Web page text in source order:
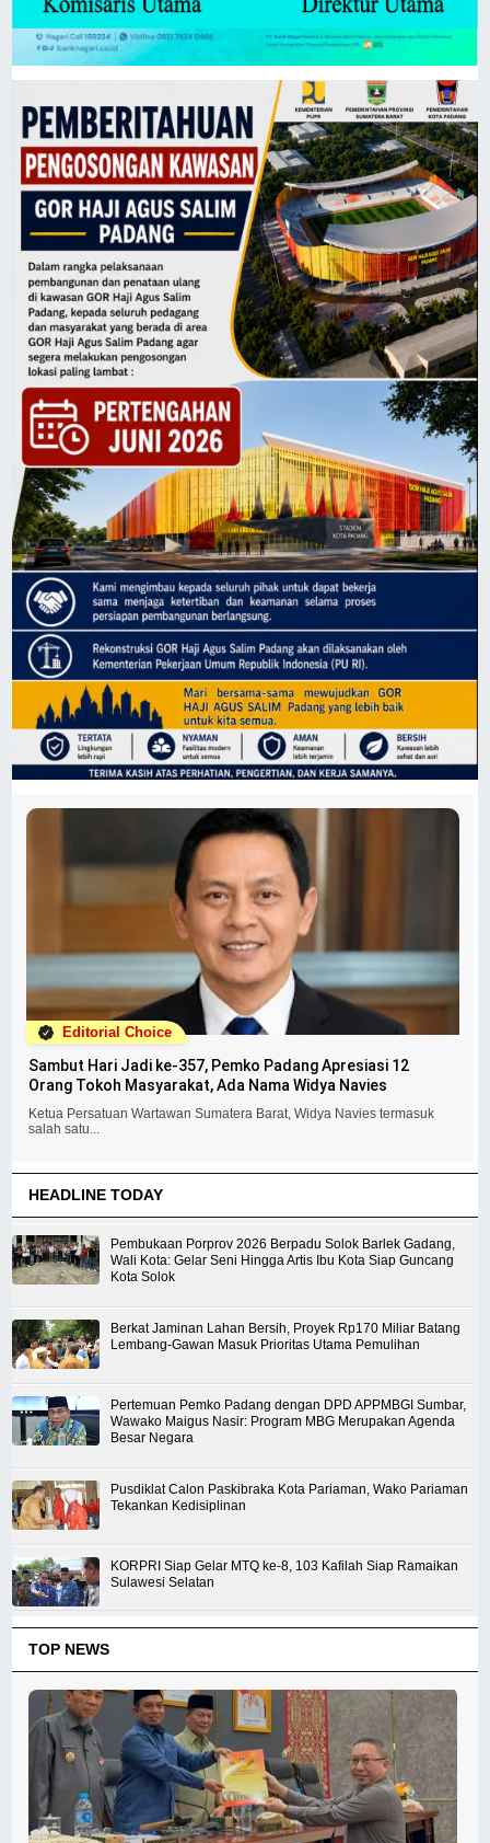
Editorial Choice
Sambut Hari Jadi ke-357, Pemko Padang Apresiasi 12
Orang Tokoh Masyarakat, Ada Nama Widya Navies
Ketua Persatuan Wartawan Sumatera Barat, Widya Navies termasuk
salah satu...
HEADLINE TODAY
Pembukaan Porprov 2026 Berpadu Solok Barlek Gadang,
Wali Kota: Gelar Seni Hingga Artis Ibu Kota Siap Guncang
Kota Solok
Berkat Jaminan Lahan Bersih, Proyek Rp170 Miliar Batang
Lembang-Gawan Masuk Prioritas Utama Pemulihan
Pertemuan Pemko Padang dengan DPD APPMBGI Sumbar,
Wawako Maigus Nasir: Program MBG Merupakan Agenda
Besar Negara
Pusdiklat Calon Paskibraka Kota Pariaman, Wako Pariaman
Tekankan Kedisiplinan
KORPRI Siap Gelar MTQ ke-8, 103 Kafilah Siap Ramaikan
Sulawesi Selatan
TOP NEWS